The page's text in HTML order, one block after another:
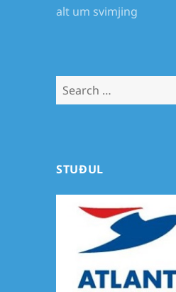
alt um svimjing
Search
for:
STUÐUL